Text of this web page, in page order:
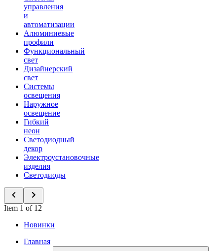
управления
и
автоматизации
Алюминиевые
профили
Функциональный
свет
Дизайнерский
свет
Системы
освещения
Наружное
освещение
Гибкий
неон
Светодиодный
декор
Электроустановочные
изделия
Светодиоды
Item 1 of 12
Новинки
Главная